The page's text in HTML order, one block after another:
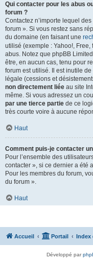
Qui contacter pour les abus
forum ?
Contactez n’importe lequel
forum ». Si vous restez sans
du domaine (en faisant une
utilisé (exemple : Yahoo!,
abus. Notez que phpBB Limited
être, en aucun cas, tenu pour
forum est utilisé. Il est inutile
légale (cessions et
non directement liée au site
même. Si vous adressez un
par une tierce partie de ce
très courte voire à aucune
Haut
Comment puis-je contacter
Pour l’ensemble des
contacter », si ce dernier a été
Pour les membres du forum,
du forum ».
Haut
Accueil Portail Index
Développé par